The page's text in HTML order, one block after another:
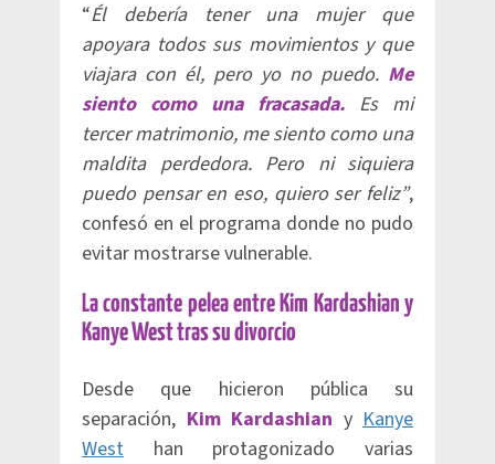
“Él debería tener una mujer que
apoyara todos sus movimientos y que
viajara con él, pero yo no puedo. Me
siento como una fracasada. Es mi
tercer matrimonio, me siento como una
maldita perdedora. Pero ni siquiera
puedo pensar en eso, quiero ser feliz”,
confesó en el programa donde no pudo
evitar mostrarse vulnerable.
La constante pelea entre Kim Kardashian y
Kanye West tras su divorcio
Desde que hicieron pública su
separación, Kim Kardashian y Kanye
West han protagonizado varias